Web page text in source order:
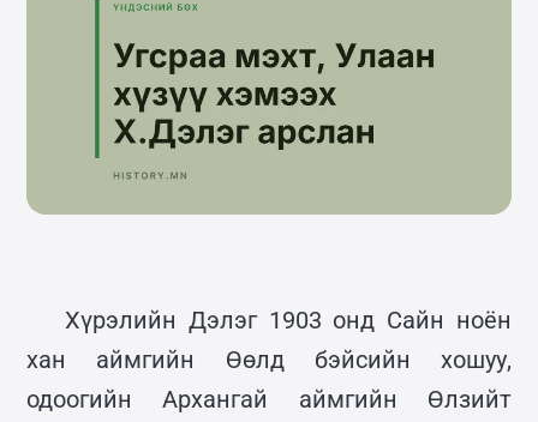
Хүрэлийн Дэлэг 1903 онд Сайн ноён
хан аймгийн Өөлд бэйсийн хошуу,
одоогийн Архангай аймгийн Өлзийт